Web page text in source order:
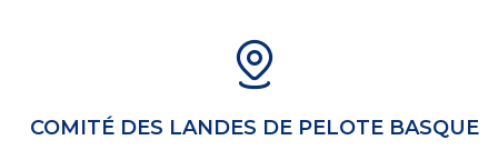
COMITÉ DES LANDES DE PELOTE BASQUE